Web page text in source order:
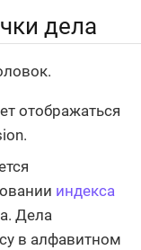
дела
отображаться
индекса
Дела
в алфавитном